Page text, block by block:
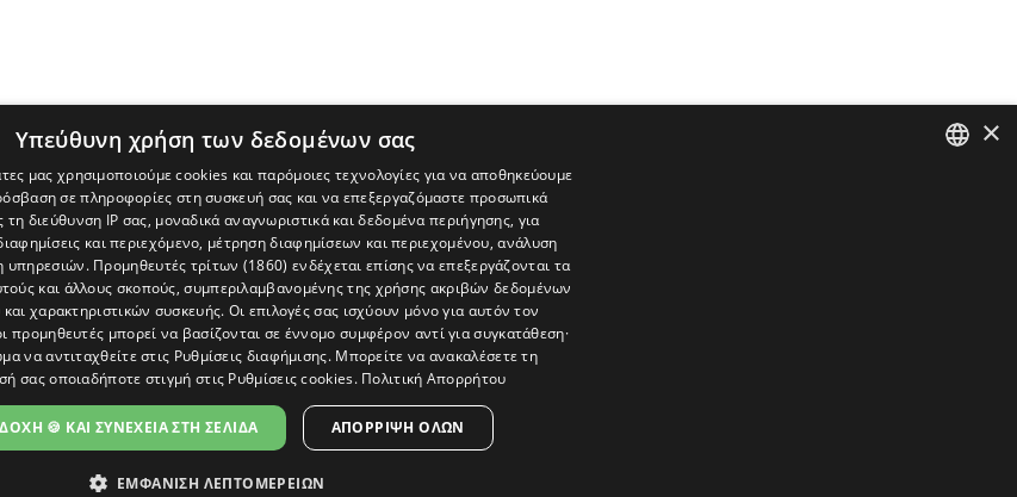
και του διαδικτυακού πόρταλ www.politis.com.cy. Ειδήσεις, συνεντεύξεις, συναντήσεις, ρεπορτάζ, ήχοι, εικόνες – κινούμενες
χάνουμε το δάσος.
×
Υπεύθυνη χρήση των δεδομένων σας
μας χρησιμοποιούμε cookies και παρόμοιες τεχνολογίες για να αποθηκεύουμε
σε πληροφορίες στη συσκευή σας και να επεξεργαζόμαστε προσωπικά
διεύθυνση IP σας, μοναδικά αναγνωριστικά και δεδομένα περιήγησης, για
και περιεχόμενο, μέτρηση διαφημίσεων και περιεχομένου, ανάλυση
υπηρεσιών. Προμηθευτές τρίτων (1860) ενδέχεται επίσης να επεξεργάζονται τα
και άλλους σκοπούς, συμπεριλαμβανομένης της χρήσης ακριβών δεδομένων
χαρακτηριστικών συσκευής. Οι επιλογές σας ισχύουν μόνο για αυτόν τον
προμηθευτές μπορεί να βασίζονται σε έννομο συμφέρον αντί για συγκατάθεση·
να αντιταχθείτε στις Ρυθμίσεις διαφήμισης. Μπορείτε να ανακαλέσετε τη
σας οποιαδήποτε στιγμή στις Ρυθμίσεις cookies. Πολιτική Απορρήτου
🍪 ΚΑΙ ΣΥΝΕΧΕΙΑ ΣΤΗ ΣΕΛΙΔΑ ΑΠΌΡΡΙΨΗ ΌΛΩΝ
ΕΜΦΑΝΙΣΗ ΛΕΠΤΟΜΕΡΕΙΩΝ